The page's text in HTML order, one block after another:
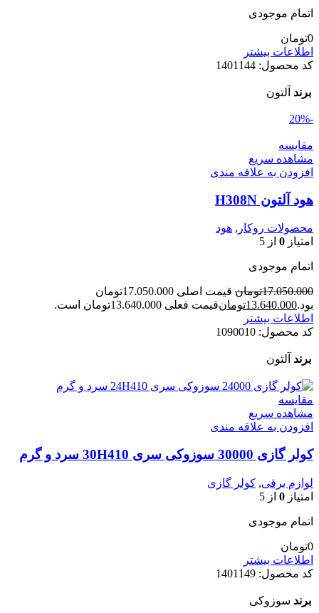
اتمام موجودی
0تومان
اطلاعات بیشتر
کد محصول: 1401144
برند آلتون
-20%
مقایسه
مشاهده سریع
افزودن به علاقه مندی
هود آلتون H308N
محصولات روکار , هود
امتیاز 0 از 5
اتمام موجودی
17.050.000تومان
قیمت اصلی 17.050.000تومان
بود.13.640.000تومانقیمت فعلی 13.640.000تومان است.
اطلاعات بیشتر
کد محصول: 1090010
برند آلتون
مقایسه
مشاهده سریع
افزودن به علاقه مندی
کولر گازی 30000 سوزوکی سری 30H410 سرد و گرم
لوازم برقی, کولر گازی
امتیاز 0 از 5
اتمام موجودی
0تومان
اطلاعات بیشتر
کد محصول: 1401149
برند سوزوکی